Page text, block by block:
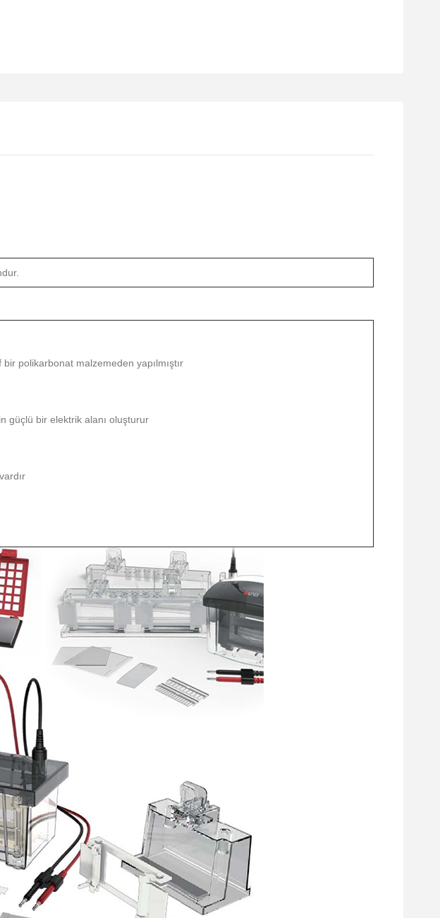
polikarbonat malzemeden yapılmıştır
güçlü bir elektrik alanı oluşturur